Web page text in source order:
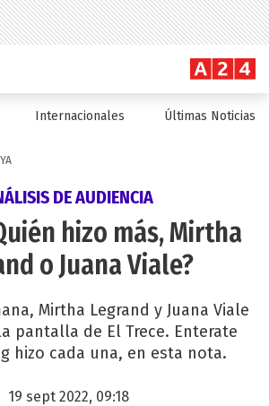
Internacionales Últimas Noticias
DE AUDIENCIA
hizo más, Mirtha
o Juana Viale?
Mirtha Legrand y Juana Viale
pantalla de El Trece. Enterate
hizo cada una, en esta nota.
19 sept 2022, 09:18